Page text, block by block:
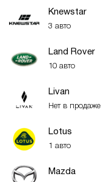
Knewstar
3 авто
Land Rover
10 авто
Livan
Нет в продаже
Lotus
1 авто
Mazda